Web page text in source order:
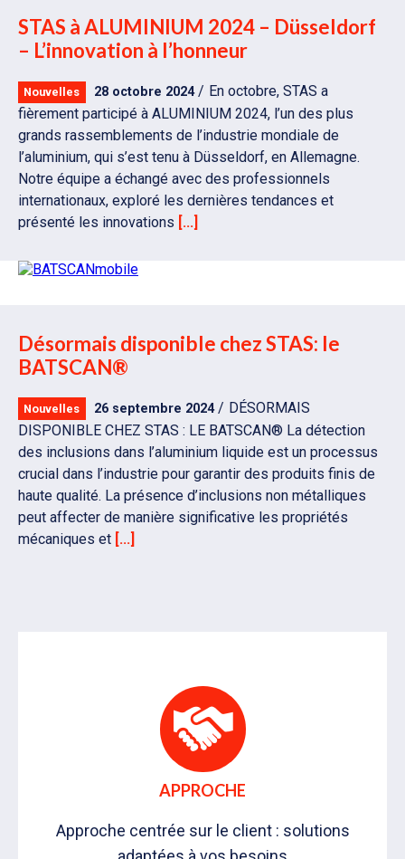
STAS à ALUMINIUM 2024 – Düsseldorf
– L’innovation à l’honneur
Nouvelles 28 octobre 2024
En octobre, STAS a
fièrement participé à ALUMINIUM 2024, l’un des plus
grands rassemblements de l’industrie mondiale de
l’aluminium, qui s’est tenu à Düsseldorf, en Allemagne.
Notre équipe a échangé avec des professionnels
internationaux, exploré les dernières tendances et
présenté les innovations [...]
Désormais disponible chez STAS: le
BATSCAN®
Nouvelles 26 septembre 2024
DÉSORMAIS
DISPONIBLE CHEZ STAS : LE BATSCAN® La détection
des inclusions dans l’aluminium liquide est un processus
crucial dans l’industrie pour garantir des produits finis de
haute qualité. La présence d’inclusions non métalliques
peut affecter de manière significative les propriétés
mécaniques et [...]
APPROCHE
Approche centrée sur le client : solutions